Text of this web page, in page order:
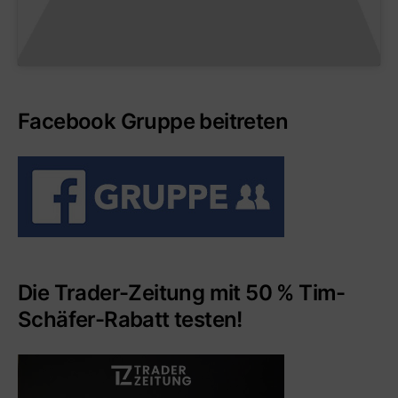
Facebook Gruppe beitreten
Die Trader-Zeitung mit 50 % Tim-
Schäfer-Rabatt testen!